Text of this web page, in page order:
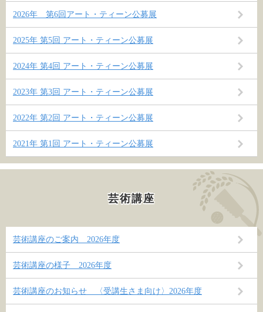
2026年 第6回アート・ティーン公募展
2025年 第5回 アート・ティーン公募展
2024年 第4回 アート・ティーン公募展
2023年 第3回 アート・ティーン公募展
2022年 第2回 アート・ティーン公募展
2021年 第1回 アート・ティーン公募展
芸術講座
芸術講座のご案内 2026年度
芸術講座の様子 2026年度
芸術講座のお知らせ 〈受講生さま向け〉2026年度